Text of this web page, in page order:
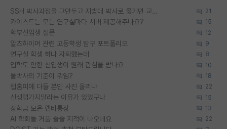
SSH 박사과정을 그만두고 지방대 박사로 옮기면 교수의 꿈은 끝일까요? 21
카이스트는 모든 연구실마다 서버 제공해주나요? 15
학부신입생 질문 12
알츠하이머 관련 고등학생 탐구 포트폴리오 9
연구실 학생 하나 자퇴했는데 8
입학도 안한 신입생이 원래 관심을 받나요 10
물박사의 기준이 뭐임? 18
랩홈피에 다들 본인 사진 올리냐 22
신생랩가지말라는 이유가 있었구나 15
장학금 모은 랩비통장 13
AI 학회들 거품 슬슬 지적이 나오네요 22